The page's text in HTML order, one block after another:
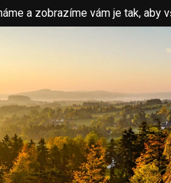
a zobrazíme vám je tak, aby